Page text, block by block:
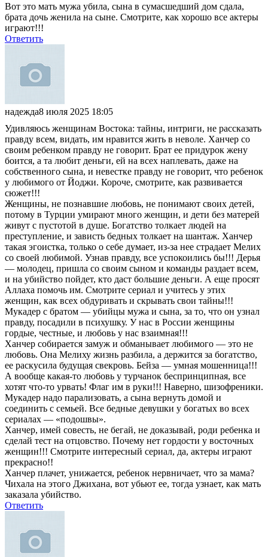
Вот это мать мужа убила, сына в сумасшедший дом сдала,
брата дочь женила на сыне. Смотрите, как хорошо все актеры
играют!!!
Ответить
надежда8 июля 2025 18:05
Удивляюсь женщинам Востока: тайны, интриги, не рассказать
правду всем, видать, им нравится жить в неволе. Ханчер со
своим ребенком правду не говорит. Брат ее придурок жену
боится, а та любит деньги, ей на всех наплевать, даже на
собственного сына, и невестке правду не говорит, что ребенок
у любимого от Йоджи. Короче, смотрите, как развивается
сюжет!!!
Женщины, не познавшие любовь, не понимают своих детей,
потому в Турции умирают много женщин, и дети без матерей
живут с пустотой в душе. Богатство толкает людей на
преступление, и зависть бедных толкает на шантаж. Ханчер
такая эгоистка, только о себе думает, из-за нее страдает Мелих
со своей любимой. Узнав правду, все успокоились бы!!! Дерья
— молодец, пришла со своим сыном и команды раздает всем,
и на убийство пойдет, кто даст большие деньги. А еще просят
Аллаха помочь им. Смотрите сериал и учитесь у этих
женщин, как всех обдуривать и скрывать свои тайны!!!
Мукадер с братом — убийцы мужа и сына, за то, что он узнал
правду, посадили в психушку. У нас в России женщины
гордые, честные, и любовь у нас взаимная!!!
Ханчер собирается замуж и обманывает любимого — это не
любовь. Она Мелиху жизнь разбила, а держится за богатство,
ее раскусила будущая свекровь. Бейза — умная мошенница!!!
А вообще какая-то любовь у турчанок беспринципная, все
хотят что-то урвать! Флаг им в руки!!! Наверно, шизофреники.
Мукадер надо парализовать, а сына вернуть домой и
соединить с семьей. Все бедные девушки у богатых во всех
сериалах — «подошвы».
Ханчер, имей совесть, не бегай, не доказывай, роди ребенка и
сделай тест на отцовство. Почему нет гордости у восточных
женщин!!! Смотрите интересный сериал, да, актеры играют
прекрасно!!
Ханчер плачет, унижается, ребенок нервничает, что за мама?
Чихала на этого Джихана, вот убьют ее, тогда узнает, как мать
заказала убийство.
Ответить